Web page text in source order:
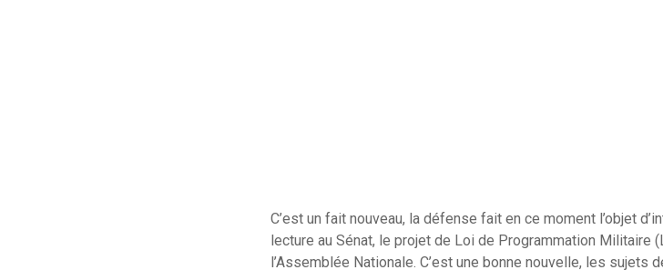
C’est un fait nouveau, la défense fait en ce moment l’objet
lecture au Sénat, le projet de Loi de Programmation
l’Assemblée Nationale. C’est une bonne nouvelle, les sujets